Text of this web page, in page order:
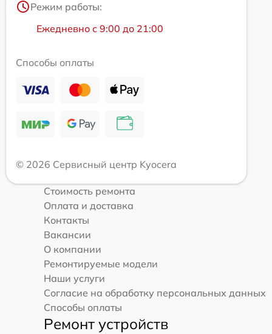
Режим работы:
Ежедневно с 9:00 до 21:00
Способы оплаты
© 2026 Сервисный центр Kyocera
Стоимость ремонта
Оплата и доставка
Контакты
Вакансии
О компании
Ремонтируемые модели
Наши услуги
Согласие на обработку персональных данных
Способы оплаты
Ремонт устройств